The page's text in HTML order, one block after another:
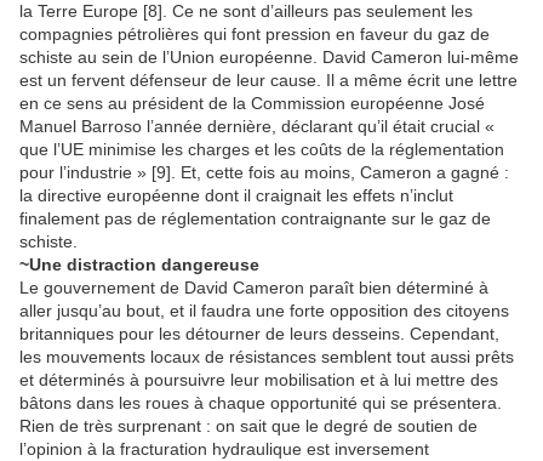
la Terre Europe [8]. Ce ne sont d’ailleurs pas seulement les
compagnies pétrolières qui font pression en faveur du gaz de
schiste au sein de l’Union européenne. David Cameron lui-même
est un fervent défenseur de leur cause. Il a même écrit une lettre
en ce sens au président de la Commission européenne José
Manuel Barroso l’année dernière, déclarant qu’il était crucial «
que l’UE minimise les charges et les coûts de la réglementation
pour l’industrie » [9]. Et, cette fois au moins, Cameron a gagné :
la directive européenne dont il craignait les effets n’inclut
finalement pas de réglementation contraignante sur le gaz de
schiste.
~Une distraction dangereuse
Le gouvernement de David Cameron paraît bien déterminé à
aller jusqu’au bout, et il faudra une forte opposition des citoyens
britanniques pour les détourner de leurs desseins. Cependant,
les mouvements locaux de résistances semblent tout aussi prêts
et déterminés à poursuivre leur mobilisation et à lui mettre des
bâtons dans les roues à chaque opportunité qui se présentera.
Rien de très surprenant : on sait que le degré de soutien de
l’opinion à la fracturation hydraulique est inversement